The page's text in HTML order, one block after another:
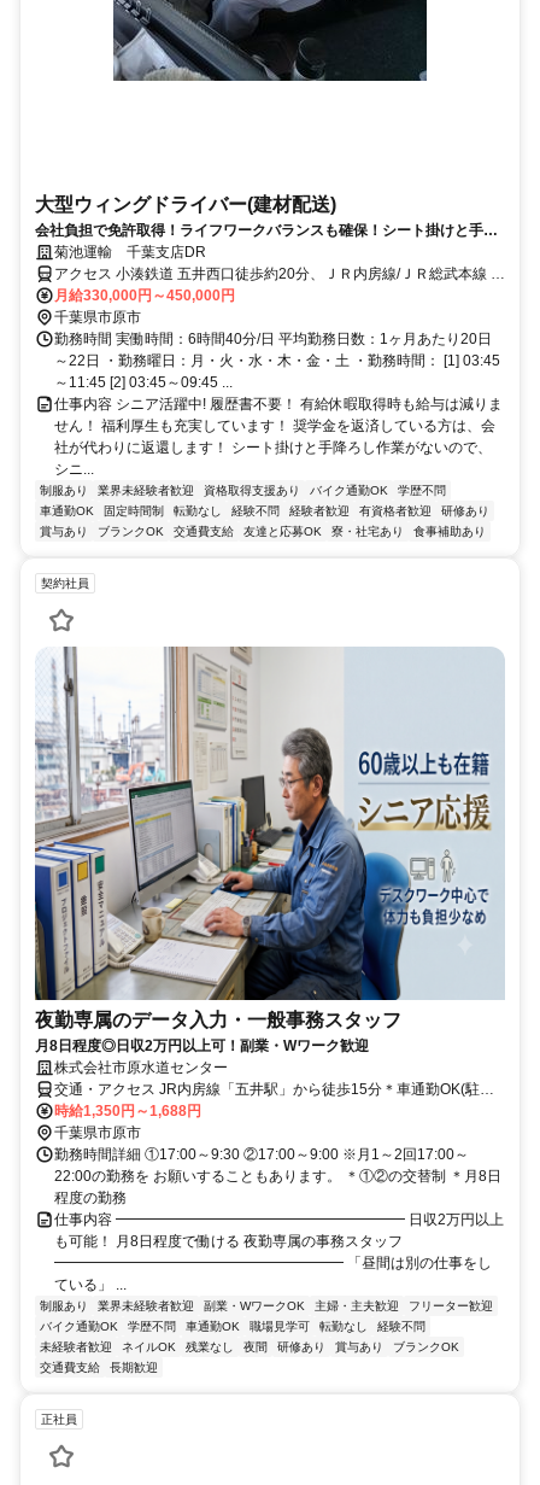
大型ウィングドライバー(建材配送)
会社負担で免許取得！ライフワークバランスも確保！シート掛けと手降
ろし作業がないのでシニアも活躍中です！
菊池運輸 千葉支店DR
アクセス 小湊鉄道 五井西口徒歩約20分、ＪＲ内房線/ＪＲ総武本線 五
井西口徒歩約20分、連絡バス 五井西口徒歩約20分 五井駅より車で10
分
月給330,000円～450,000円
千葉県市原市
勤務時間 実働時間：6時間40分/日 平均勤務日数：1ヶ月あたり20日
～22日 ・勤務曜日：月・火・水・木・金・土 ・勤務時間： [1] 03:45
～11:45 [2] 03:45～09:45 ...
仕事内容 シニア活躍中! 履歴書不要！ 有給休暇取得時も給与は減りま
せん！ 福利厚生も充実しています！ 奨学金を返済している方は、会
社が代わりに返還します！ シート掛けと手降ろし作業がないので、
シニ...
制服あり 業界未経験者歓迎 資格取得支援あり バイク通勤OK
学歴不問
車通勤OK
固定時間制 転勤なし 経験不問 経験者歓迎 有資格者歓迎
研修あり
賞与あり
ブランクOK 交通費支給 友達と応募OK 寮・社宅あり 食事補助あり
契約社員
夜勤専属のデータ入力・一般事務スタッフ
月8日程度◎日収2万円以上可！副業・Wワーク歓迎
株式会社市原水道センター
交通・アクセス JR内房線「五井駅」から徒歩15分＊車通勤OK(駐車
場完備)
時給1,350円～1,688円
千葉県市原市
勤務時間詳細 ①17:00～9:30 ②17:00～9:00 ※月1～2回17:00～
22:00の勤務を お願いすることもあります。 ＊①②の交替制 ＊月8日
程度の勤務
仕事内容 ━━━━━━━━━━━━━━━━━━━━ 日収2万円以上
も可能！ 月8日程度で働ける 夜勤専属の事務スタッフ
━━━━━━━━━━━━━━━━━━━━ 「昼間は別の仕事をし
ている」 ...
制服あり 業界未経験者歓迎 副業・WワークOK 主婦・主夫歓迎
フリーター歓迎
バイク通勤OK
学歴不問 車通勤OK 職場見学可 転勤なし
経験不問
未経験者歓迎
ネイルOK 残業なし 夜間 研修あり 賞与あり
ブランクOK
交通費支給
長期歓迎
正社員